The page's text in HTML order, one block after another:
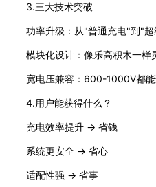
3.三大技术突破
功率升级：从"普通充电"到"
模块化设计：像乐高积木一样
宽电压兼容：600-1000V都能
4.用户能获得什么？
充电效率提升 → 省钱
系统更安全 → 省心
适配性强 → 省事